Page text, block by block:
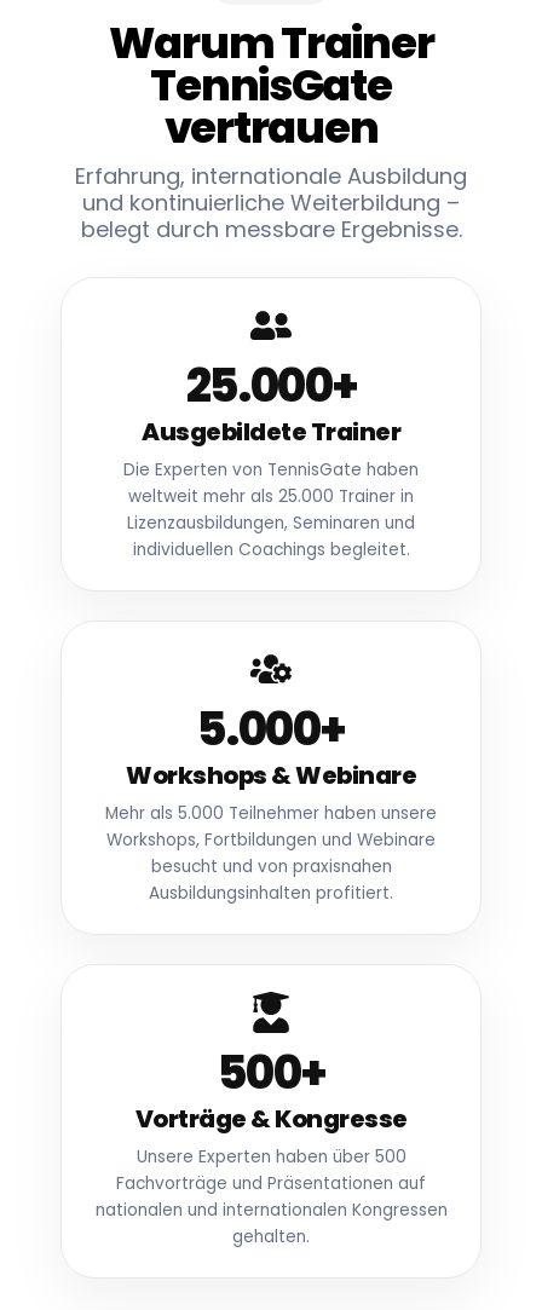
Warum Trainer
TennisGate
vertrauen
Erfahrung, internationale Ausbildung
und kontinuierliche Weiterbildung –
belegt durch messbare Ergebnisse.
25.000+
Ausgebildete Trainer
Die Experten von TennisGate haben
weltweit mehr als 25.000 Trainer in
Lizenzausbildungen, Seminaren und
individuellen Coachings begleitet.
5.000+
Workshops & Webinare
Mehr als 5.000 Teilnehmer haben unsere
Workshops, Fortbildungen und Webinare
besucht und von praxisnahen
Ausbildungsinhalten profitiert.
500+
Vorträge & Kongresse
Unsere Experten haben über 500
Fachvorträge und Präsentationen auf
nationalen und internationalen Kongressen
gehalten.